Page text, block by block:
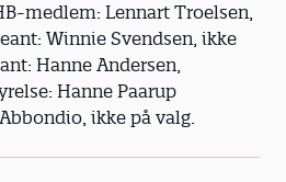
medlem: Lennart Troelsen,
Winnie Svendsen, ikke
Hanne Andersen,
Hanne Paarup
ikke på valg.